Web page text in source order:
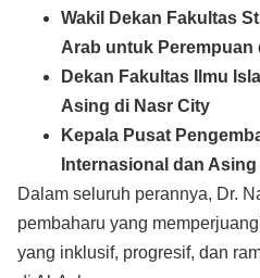
Wakil Dekan Fakultas
Arab untuk Perempuan
Dekan Fakultas Ilmu
Asing di Nasr City
Kepala Pusat
Internasional dan
Dalam seluruh perannya, Dr.
pembaharu yang
yang inklusif, progresif, dan